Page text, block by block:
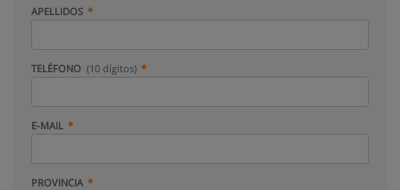
APELLIDOS
TELÉFONO (10 dígitos)
E-MAIL
PROVINCIA